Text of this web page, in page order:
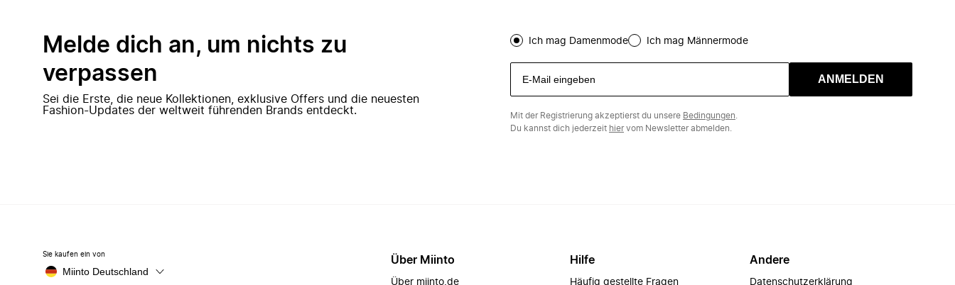
Melde dich an, um nichts zu
verpassen
Sei die Erste, die neue Kollektionen, exklusive Offers und die neuesten
Fashion-Updates der weltweit führenden Brands entdeckt.
Ich mag Damenmode Ich mag Männermode
ANMELDEN
Mit der Registrierung akzeptierst du unsere Bedingungen
Du kannst dich jederzeit hiervom Newsletter abmelden.
Sie kaufen ein von
Miinto Deutschland
Über Miinto
Über miinto.de
Hilfe
Häufig gestellte Fragen
Andere
Datenschutzerklärung